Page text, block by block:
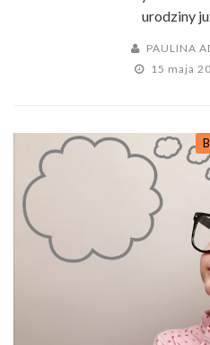
urodziny
PAULINA
15 maja